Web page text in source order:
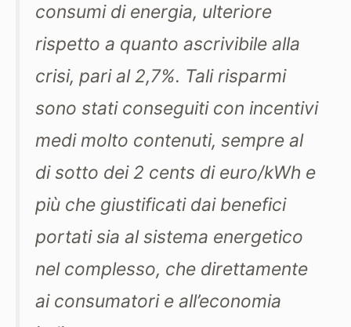
consumi di energia, ulteriore
rispetto a quanto ascrivibile alla
crisi, pari al 2,7%. Tali risparmi
sono stati conseguiti con incentivi
medi molto contenuti, sempre al
di sotto dei 2 cents di euro/kWh e
più che giustificati dai benefici
portati sia al sistema energetico
nel complesso, che direttamente
ai consumatori e all’economia